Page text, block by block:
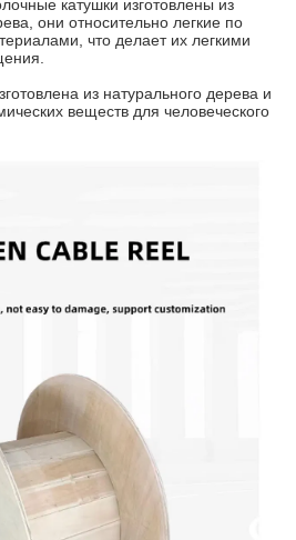
катушки изготовлены из
они относительно легкие по
что делает их легкими
из натурального дерева и
веществ для человеческого